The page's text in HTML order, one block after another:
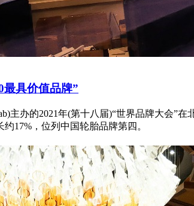
最具价值品牌”
主办的2021年(第十八届)“世界品牌大会”
17%，位列中国轮胎品牌第四。